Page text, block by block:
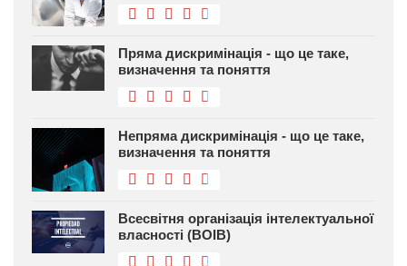
Пряма дискримінація - що це таке,
визначення та поняття
Непряма дискримінація - що це таке,
визначення та поняття
Всесвітня організація інтелектуальної
власності (ВОІВ)